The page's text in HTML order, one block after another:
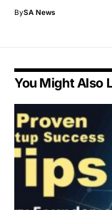
BySA News
You Might Also